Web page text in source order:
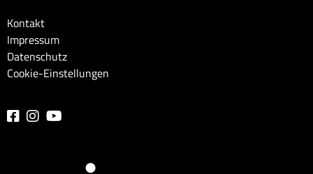
Kontakt
Impressum
Datenschutz
Cookie-Einstellungen